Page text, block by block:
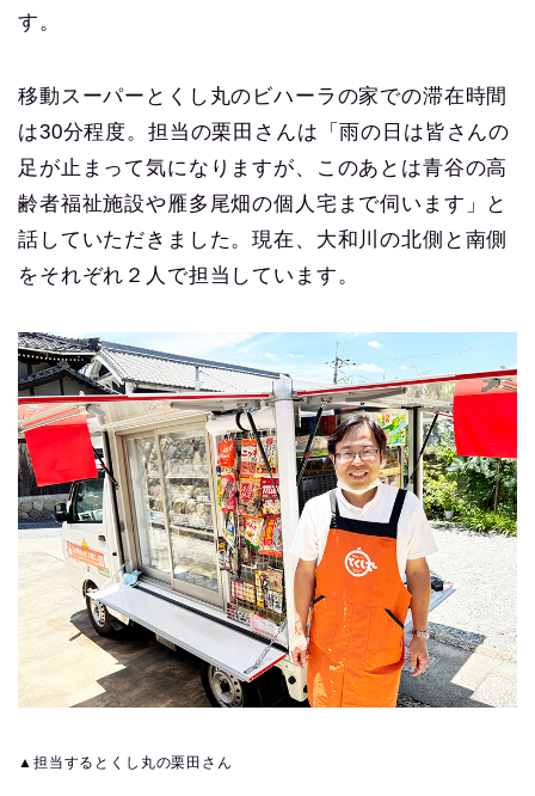
す。
移動スーパーとくし丸のビハーラの家での滞在時間
は30分程度。担当の栗田さんは「雨の日は皆さんの
足が止まって気になりますが、このあとは青谷の高
齢者福祉施設や雁多尾畑の個人宅まで伺います」と
話していただきました。現在、大和川の北側と南側
をそれぞれ２人で担当しています。
▲担当するとくし丸の栗田さん